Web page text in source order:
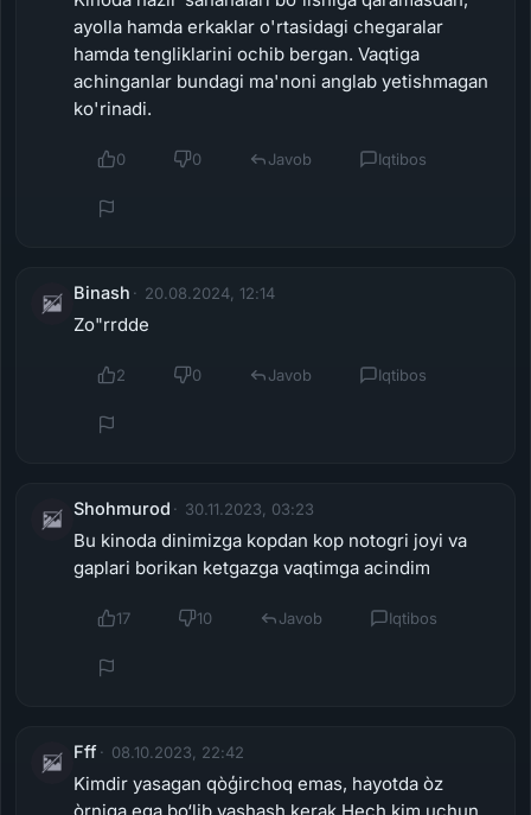
ayolla hamda erkaklar o'rtasidagi chegaralar
hamda tengliklarini ochib bergan. Vaqtiga
achinganlar bundagi ma'noni anglab yetishmagan
ko'rinadi.
0 0 Javob Iqtibos
Binash 20.08.2024, 12:14
Zo"rrdde
2 0 Javob Iqtibos
Shohmurod 30.11.2023, 03:23
Bu kinoda dinimizga kopdan kop notogri joyi va
gaplari borikan ketgazga vaqtimga acindim
17 10 Javob Iqtibos
Fff 08.10.2023, 22:42
Kimdir yasagan qòģirchoq emas, hayotda òz